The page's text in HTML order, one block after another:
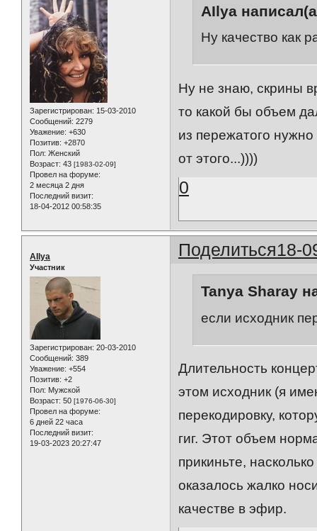
Зарегистрирован: 15-03-2010
Сообщений: 2279
Уважение: +630
Позитив: +2870
Пол: Женский
Возраст: 43 [1983-02-09]
Провел на форуме:
2 месяца 2 дня
Последний визит:
18-04-2012 00:58:35
AIlya
Ну качество как
Ну не знаю, скрины
то какой бы объем
из пережатого
от этого...))))
0
Поделиться18-
AIlya
Участник
Зарегистрирован: 20-03-2010
Сообщений: 389
Уважение: +554
Позитив: +2
Пол: Мужской
Возраст: 50 [1976-06-30]
Провел на форуме:
6 дней 22 часа
Последний визит:
19-03-2023 20:27:47
Tanya Sharay
если исходник
Длительность
этом исходник (я
перекодировку,
гиг. Этот объем
прикиньте,
оказалось жалко
качестве в эфир.